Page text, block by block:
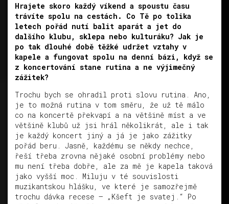
Hrajete skoro každý víkend a spoustu času
trávíte spolu na cestách. Co Tě po tolika
letech pořád nutí balit aparát a jet do
dalšího klubu, sklepa nebo kulturáku? Jak je
po tak dlouhé době těžké udržet vztahy v
kapele a fungovat spolu na denní bázi, když se
z koncertování stane rutina a ne výjimečný
zážitek?
Trochu bych se ohradil proti slovu rutina. Ano,
je to možná rutina v tom směru, že už tě málo
co na koncertě překvapí a na většině míst a ve
většině klubů už jsi hrál několikrát, ale i tak
je každý koncert jiný a já je jako zážitky
pořád beru. Jasně, každému se někdy nechce,
řeší třeba zrovna nějaké osobní problémy nebo
mu není třeba dobře, ale za mě je kapela taková
jako vyšší moc. Miluju v té souvislosti
muzikantskou hlášku, ve které je samozřejmě
trochu dávka recese – „Kšeft je svatej.“ Po